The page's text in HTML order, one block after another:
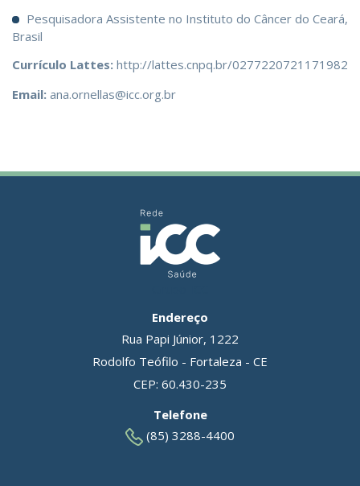
Pesquisadora Assistente no Instituto do Câncer do Ceará,
Brasil
Currículo Lattes: http://lattes.cnpq.br/0277220721171982
Email: ana.ornellas@icc.org.br
Endereço
Rua Papi Júnior, 1222
Rodolfo Teófilo - Fortaleza - CE
CEP: 60.430-235
Telefone
(85) 3288-4400